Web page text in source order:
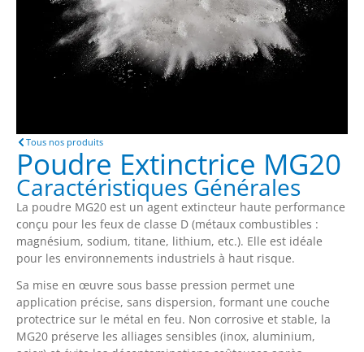
Tous nos produits
Poudre Extinctrice MG20
Caractéristiques Générales
La poudre MG20 est un agent extincteur haute performance
conçu pour les feux de classe D (métaux combustibles :
magnésium, sodium, titane, lithium, etc.). Elle est idéale
pour les environnements industriels à haut risque.
Sa mise en œuvre sous basse pression permet une
application précise, sans dispersion, formant une couche
protectrice sur le métal en feu. Non corrosive et stable, la
MG20 préserve les alliages sensibles (inox, aluminium,